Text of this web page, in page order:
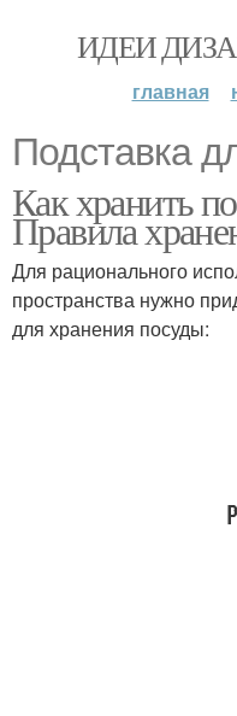
ИДЕИ
главная
Подставка
Как хранить
Правила
Для рационального
пространства нужно
для хранения посуды: